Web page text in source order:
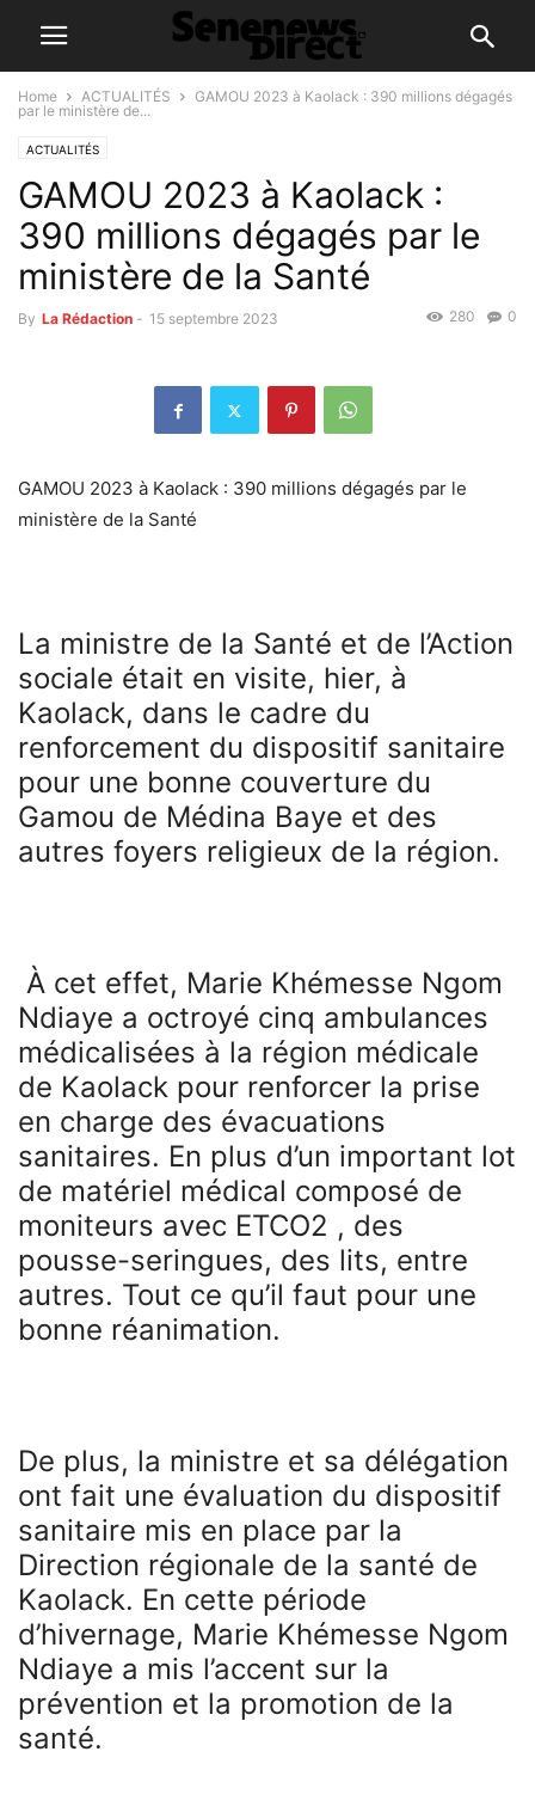
Home ACTUALITÉS
GAMOU 2023 à Kaolack : 390 millions dégagés
par le ministère de...
ACTUALITÉS
GAMOU 2023 à Kaolack :
390 millions dégagés par le
ministère de la Santé
By La Rédaction - 15 septembre 2023 0
280
GAMOU 2023 à Kaolack : 390 millions dégagés par le
ministère de la Santé
La ministre de la Santé et de l’Action
sociale était en visite, hier, à
Kaolack, dans le cadre du
renforcement du dispositif sanitaire
pour une bonne couverture du
Gamou de Médina Baye et des
autres foyers religieux de la région.
À cet effet, Marie Khémesse Ngom
Ndiaye a octroyé cinq ambulances
médicalisées à la région médicale
de Kaolack pour renforcer la prise
en charge des évacuations
sanitaires. En plus d’un important lot
de matériel médical composé de
moniteurs avec ETCO2 , des
pousse-seringues, des lits, entre
autres. Tout ce qu’il faut pour une
bonne réanimation.
De plus, la ministre et sa délégation
ont fait une évaluation du dispositif
sanitaire mis en place par la
Direction régionale de la santé de
Kaolack. En cette période
d’hivernage, Marie Khémesse Ngom
Ndiaye a mis l’accent sur la
prévention et la promotion de la
santé.